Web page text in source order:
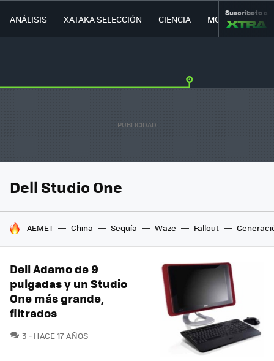
ANÁLISIS XATAKA SELECCIÓN CIENCIA MOVILIDAD
Suscríbete a
Dell Studio One
HOY SE HABLA DE
AEMET China Sequía Waze Fallout
Dell Adamo de 9
pulgadas y un Studio
One más grande,
filtrados
3 COMENTARIOS
HACE 17 AÑOS